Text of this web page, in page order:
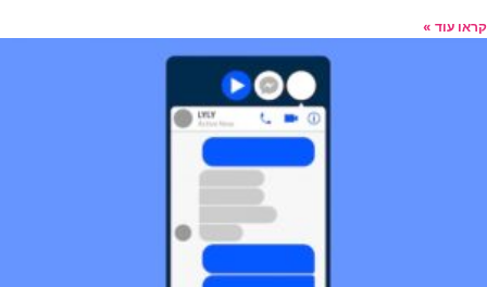
קראו עוד »